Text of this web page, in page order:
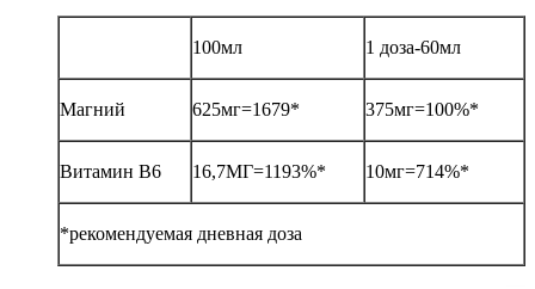
100мл 1 доза-60мл
Магний 625мг=1679* 375мг=100%*
Витамин В6 16,7МГ=1193%* 10мг=714%*
*рекомендуемая дневная доза